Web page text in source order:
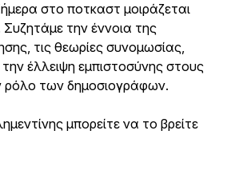
στο ποτκαστ μοιράζεται
Συζητάμε την έννοια της
τις θεωρίες συνομωσίας,
έλλειψη εμπιστοσύνης στους
ρόλο των δημοσιογράφων.
μπορείτε να το βρείτε